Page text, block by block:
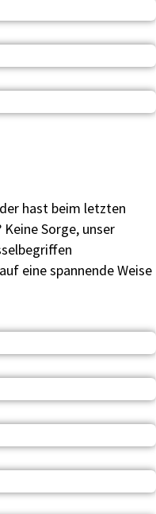
hast beim letzten
Sorge, unser
eine spannende Weise